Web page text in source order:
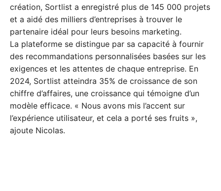
création, Sortlist a enregistré plus de 145 000 projets
et a aidé des milliers d’entreprises à trouver le
partenaire idéal pour leurs besoins marketing.
La plateforme se distingue par sa capacité à fournir
des recommandations personnalisées basées sur les
exigences et les attentes de chaque entreprise. En
2024, Sortlist atteindra 35% de croissance de son
chiffre d’affaires, une croissance qui témoigne d’un
modèle efficace. « Nous avons mis l’accent sur
l’expérience utilisateur, et cela a porté ses fruits »,
ajoute Nicolas.